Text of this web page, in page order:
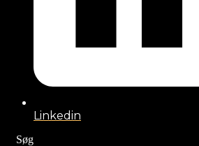
Linkedin
Søg